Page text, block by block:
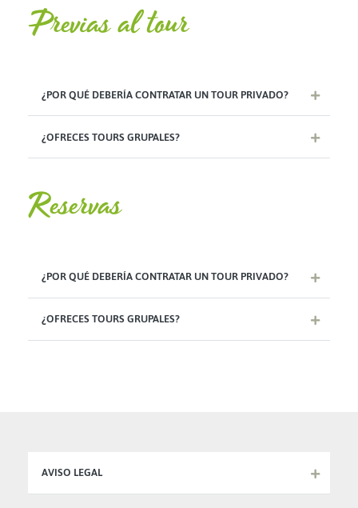
Previas al tour
¿POR QUÉ DEBERÍA CONTRATAR UN TOUR PRIVADO?
¿OFRECES TOURS GRUPALES?
Reservas
¿POR QUÉ DEBERÍA CONTRATAR UN TOUR PRIVADO?
¿OFRECES TOURS GRUPALES?
AVISO LEGAL